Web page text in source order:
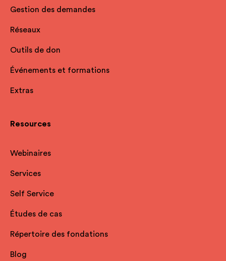
Gestion des demandes
Réseaux
Outils de don
Événements et formations
Extras
Resources
Webinaires
Services
Self Service
Études de cas
Répertoire des fondations
Blog